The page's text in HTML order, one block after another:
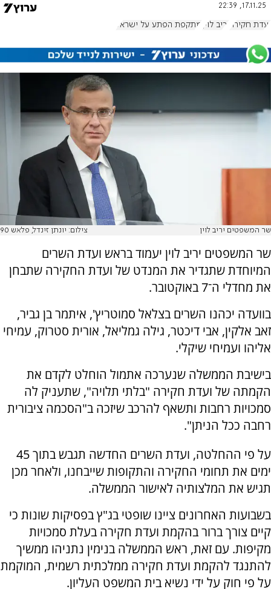
17.11.25, 22:39
ועדת חקירה יריב לוין מתקפת הפתע על ישראל
שר המשפטים יריב לוין צילום: יונתן זינדל, פלאש 90
שר המשפטים יריב לוין יעמוד בראש ועדת השרים
המיוחדת שתגדיר את המנדט של ועדת החקירה שתבחן
את מחדלי ה־7 באוקטובר.
בוועדה יכהנו השרים בצלאל סמוטריץ', איתמר בן גביר,
זאב אלקין, אבי דיכטר, גילה גמליאל, אורית סטרוק, עמיחי
אליהו ועמיחי שיקלי.
בישיבת הממשלה שנערכה אתמול הוחלט לקדם את
הקמתה של ועדת חקירה "בלתי תלויה", שתעניק לה
סמכויות רחבות ותשאף להרכב שיזכה ב"הסכמה ציבורית
רחבה ככל הניתן".
על פי ההחלטה, ועדת השרים החדשה תגבש בתוך 45
ימים את תחומי החקירה והתקופות שייבחנו, ולאחר מכן
תגיש את המלצותיה לאישור הממשלה.
בשבועות האחרונים ציינו שופטי בג"ץ בפסיקות שונות כי
קיים צורך ברור בהקמת ועדת חקירה בעלת סמכויות
מקיפות. עם זאת, ראש הממשלה בנימין נתניהו ממשיך
להתנגד להקמת ועדת חקירה ממלכתית רשמית, המוקמת
על פי חוק על ידי נשיא בית המשפט העליון.